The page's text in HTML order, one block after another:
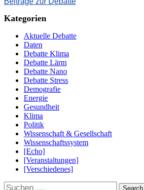
Kategorien
Aktuelle Debatte
Daten
Debatte Klima
Debatte Lärm
Debatte Nano
Debatte Stress
Demografie
Energie
Gesundheit
Klima
Politik
Wissenschaft & Gesellschaft
Wissenschaftssystem
[Echo]
[Veranstaltungen]
[Verschiedenes]
Suchen